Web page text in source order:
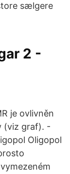
sælgere
2 -
je ovlivněn
(viz graf). -
Oligopol